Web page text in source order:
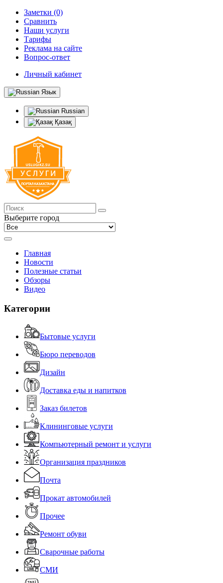
Заметки (0)
Сравнить
Наши услуги
Тарифы
Реклама на сайте
Вопрос-ответ
Личный кабинет
Язык
Russian
Қазақ
Выберите город
Главная
Новости
Полезные статьи
Обзоры
Видео
Категории
Бытовые услуги
Бюро переводов
Дизайн
Доставка еды и напитков
Заказ билетов
Клининговые услуги
Компьютерный ремонт и услуги
Организация праздников
Почта
Прокат автомобилей
Прочее
Ремонт обуви
Сварочные работы
СМИ